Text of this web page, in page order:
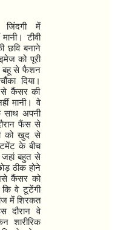
जिंदगी में
टीवी
छवि बनाने
को पूरी
बहू से फैशन
दिया।
से कैंसर की
मानी। वे
साथ अपनी
फैंस से
को खुद से
के बीच
जहां बहुत से
ठीक होने
कैंसर को
वे टूटेंगी
में शिरकत
दौरान वे
शारीरिक